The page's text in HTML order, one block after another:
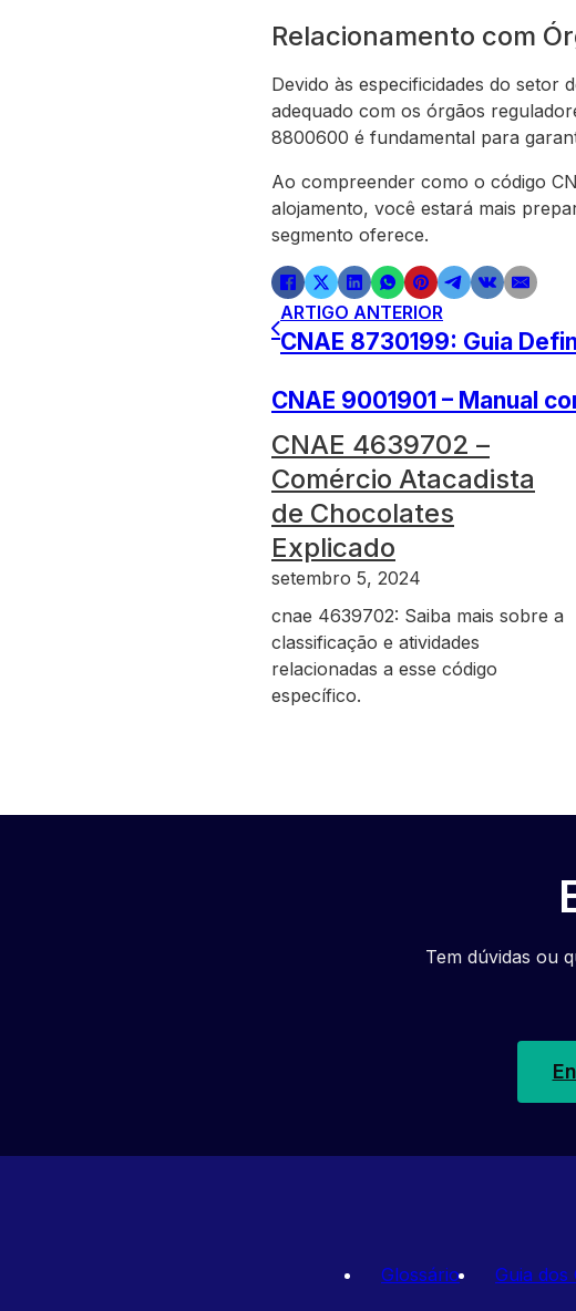
Relacionamento com
Devido às especificidades do setor
adequado com os órgãos
8800600 é fundamental para
Ao compreender como o código
alojamento, você estará mais
segmento oferece.
ARTIGO ANTERIOR
CNAE 8730199: Guia
CNAE 9001901 – Manual
CNAE 4639702 –
Comércio Atacadista
de Chocolates
Explicado
setembro 5, 2024
cnae 4639702: Saiba mais sobre a
classificação e atividades
relacionadas a esse código
específico.
Tem dúvidas ou
Glossário Guia dos